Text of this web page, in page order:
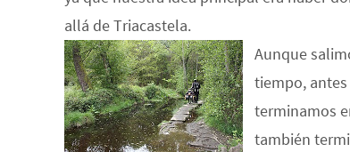
allá de Triacastela.
Aunque
tiempo,
terminamos
también